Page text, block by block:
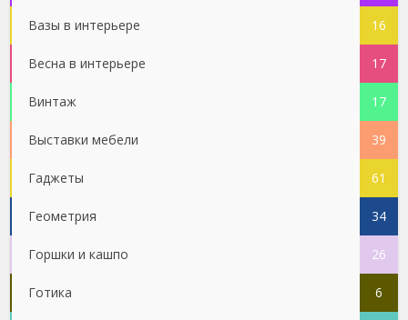
Вазы в интерьере 16
Весна в интерьере 17
Винтаж 17
Выставки мебели 39
Гаджеты 61
Геометрия 34
Горшки и кашпо 26
Готика 6